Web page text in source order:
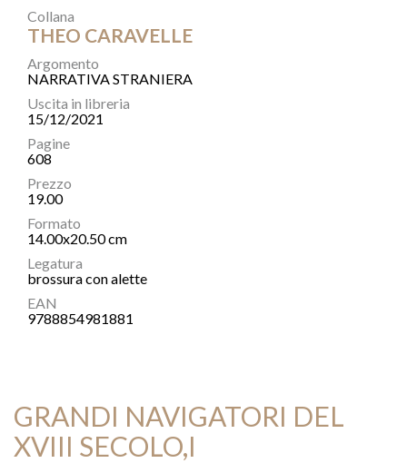
Collana
THEO CARAVELLE
Argomento
NARRATIVA STRANIERA
Uscita in libreria
15/12/2021
Pagine
608
Prezzo
19.00
Formato
14.00x20.50 cm
Legatura
brossura con alette
EAN
9788854981881
GRANDI NAVIGATORI DEL
XVIII SECOLO,I